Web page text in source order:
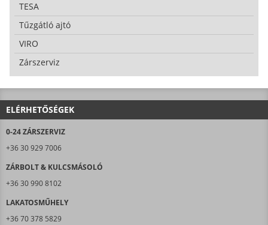
TESA
Tűzgátló ajtó
VIRO
Zárszerviz
ELÉRHETŐSÉGEK
0-24 ZÁRSZERVIZ
+36 30 929 7006
ZÁRBOLT & KULCSMÁSOLÓ
+36 30 990 8102
LAKATOSMŰHELY
+36 70 378 5829